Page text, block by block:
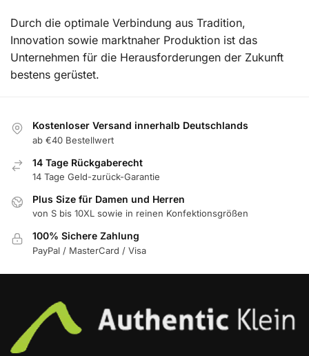
Durch die optimale Verbindung aus Tradition,
Innovation sowie marktnaher Produktion ist das
Unternehmen für die Herausforderungen der Zukunft
bestens gerüstet.
Kostenloser Versand innerhalb Deutschlands
ab €40 Bestellwert
14 Tage Rückgaberecht
14 Tage Geld-zurück-Garantie
Plus Size für Damen und Herren
von S bis 10XL sowie in reinen Konfektionsgrößen
100% Sichere Zahlung
PayPal / MasterCard / Visa